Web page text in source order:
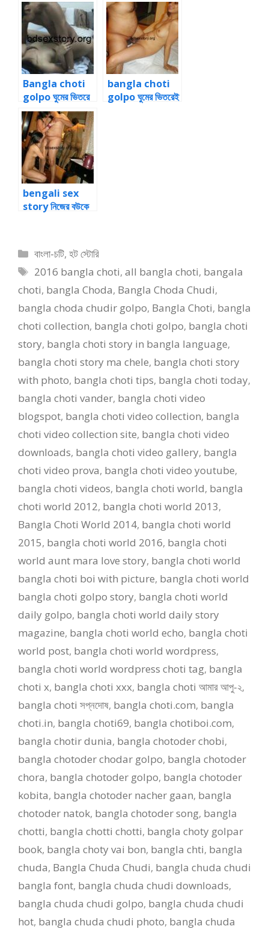
Bangla choti
golpo ঘুমের ভিতরে
জোর করে বোনের পাছা
চুদলাম
bangla choti
golpo ঘুমের ভিতরেই
bengali sex
story নিজের বউকে
Categories
বাংলা-চটি,হট স্টোরি
Tags
2016 bangla choti,all bangla choti, bangala
choti, bangla Choda, Bangla Choda Chudi,
bangla choda chudir golpo, Bangla Choti, bangla
choti collection, bangla choti golpo, bangla choti
story, bangla choti story in bangla language,
bangla choti story ma chele, bangla choti story
with photo, bangla choti tips, bangla choti today,
bangla choti vander, bangla choti video
blogspot, bangla choti video collection, bangla
choti video collection site, bangla choti video
downloads, bangla choti video gallery, bangla
choti video prova, bangla choti video youtube,
bangla choti videos, bangla choti world, bangla
choti world 2012, bangla choti world 2013,
Bangla Choti World 2014, bangla choti world
2015, bangla choti world 2016, bangla choti
world aunt mara love story, bangla choti world
bangla choti boi with picture, bangla choti world
bangla choti golpo story, bangla choti world
daily golpo, bangla choti world daily story
magazine, bangla choti world echo, bangla choti
world post, bangla choti world wordpress,
bangla choti world wordpress choti tag, bangla
choti x, bangla choti xxx, bangla choti আমার আপু-২,
bangla choti সপ্নদোষ, bangla choti.com, bangla
choti.in, bangla choti69, bangla chotiboi.com,
bangla chotir dunia, bangla chotoder chobi,
bangla chotoder chodar golpo, bangla chotoder
chora, bangla chotoder golpo, bangla chotoder
kobita, bangla chotoder nacher gaan, bangla
chotoder natok, bangla chotoder song, bangla
chotti, bangla chotti chotti, bangla choty golpar
book, bangla choty vai bon, bangla chti, bangla
chuda, Bangla Chuda Chudi, bangla chuda chudi
bangla font, bangla chuda chudi downloads,
bangla chuda chudi golpo, bangla chuda chudi
hot, bangla chuda chudi photo, bangla chuda